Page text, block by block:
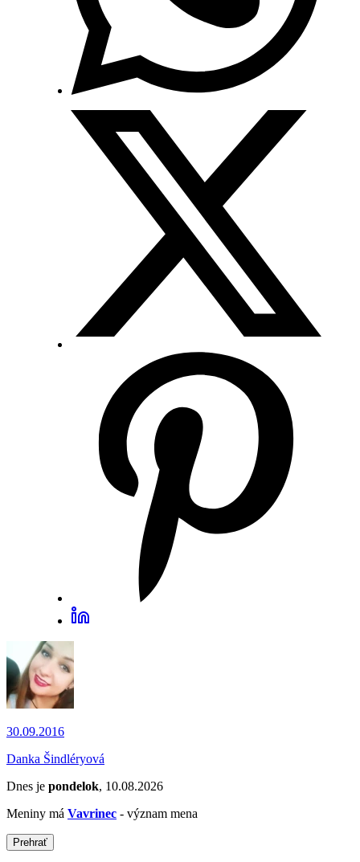
30.09.2016
Danka Šindléryová
Dnes je pondelok, 10.08.2026
Meniny má Vavrinec - význam mena
Prehrať